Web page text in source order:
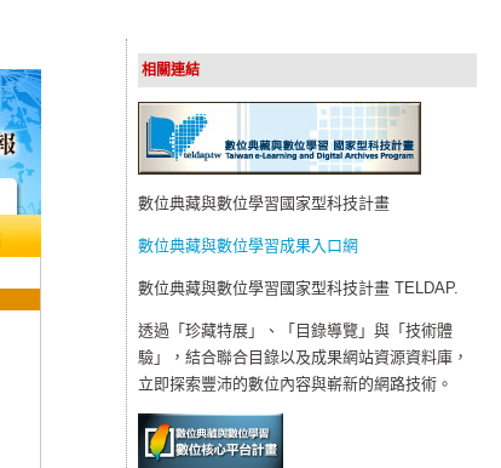
相關連結
數位典藏與數位學習國家型科技計畫
數位典藏與數位學習成果入口網
數位典藏與數位學習國家型科技計畫 TELDAP.
透過「珍藏特展」、「目錄導覽」與「技術體
驗」，結合聯合目錄以及成果網站資源資料庫，
立即探索豐沛的數位內容與嶄新的網路技術。